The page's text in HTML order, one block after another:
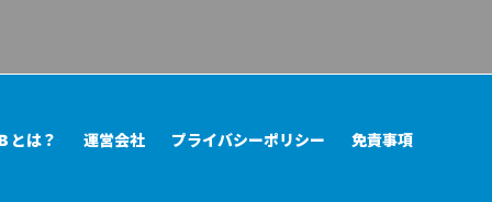
とは？ 運営会社 プライバシーポリシー 免責事項